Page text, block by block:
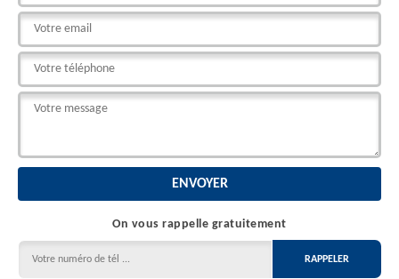
On vous rappelle gratuitement